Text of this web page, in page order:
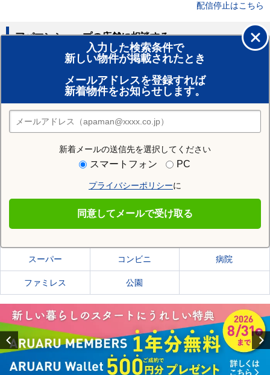
配信停止はこちら
入力した検索条件で
新しい物件が掲載されたとき
メールアドレスを登録すれば
新着物件をお知らせします。
新着メールの送信先を選択してください
スマートフォン PC
プライバシーポリシーに
同意してメールで受け取る
アパマンショップの店舗に相談する
賃貸のプロがお部屋探し！
おまかせ物件リクエスト
住みたい街の店舗を探す
店舗検索
住む街研究所で京都市北区の情報を見る
京都市北区の施設一覧
スーパー コンビニ 病院
ファミレス 公園
Previous